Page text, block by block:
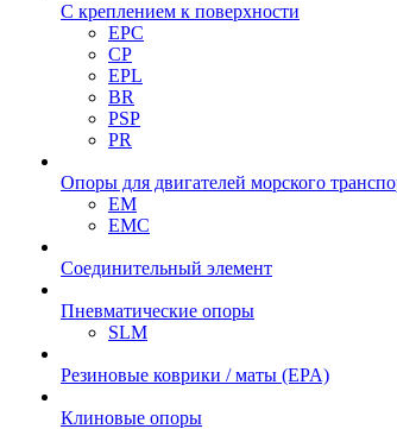
С креплением к поверхности
EPC
CP
EPL
BR
PSP
PR
Опоры для двигателей морского
EM
EMC
Cоединительный элемент
Пневматические опоры
SLM
Резиновые коврики / маты (EPA)
Клиновые опоры